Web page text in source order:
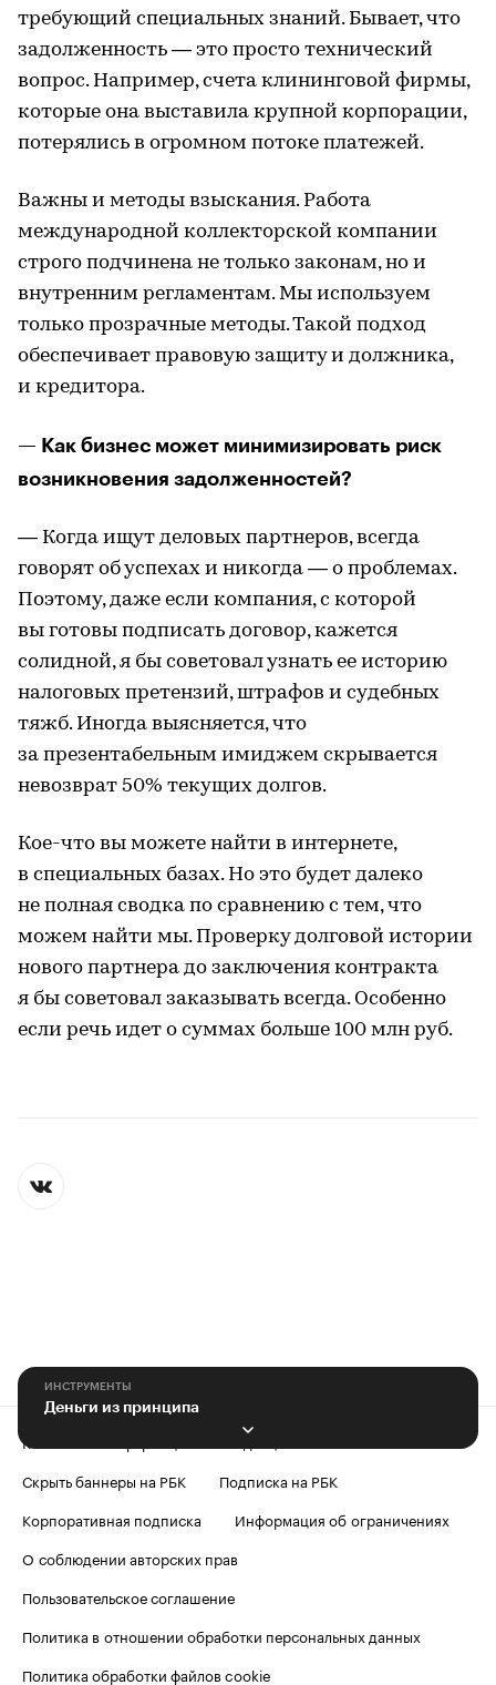
требующий специальных знаний. Бывает, что
задолженность — это просто технический
вопрос. Например, счета клининговой фирмы,
которые она выставила крупной корпорации,
потерялись в огромном потоке платежей.
Важны и методы взыскания. Работа
международной коллекторской компании
строго подчинена не только законам, но и
внутренним регламентам. Мы используем
только прозрачные методы. Такой подход
обеспечивает правовую защиту и должника,
и кредитора.
— Как бизнес может минимизировать риск
возникновения задолженностей?
— Когда ищут деловых партнеров, всегда
говорят об успехах и никогда — о проблемах.
Поэтому, даже если компания, с которой
вы готовы подписать договор, кажется
солидной, я бы советовал узнать ее историю
налоговых претензий, штрафов и судебных
тяжб. Иногда выясняется, что
за презентабельным имиджем скрывается
невозврат 50% текущих долгов.
Кое-что вы можете найти в интернете,
в специальных базах. Но это будет далеко
не полная сводка по сравнению с тем, что
можем найти мы. Проверку долговой истории
нового партнера до заключения контракта
я бы советовал заказывать всегда. Особенно
если речь идет о суммах больше 100 млн руб.
ИНСТРУМЕНТЫ
Деньги из принципа
Контактная информация
Редакция
Скрыть баннеры на РБК
Подписка на РБК
Корпоративная подписка
Информация об ограничениях
О соблюдении авторских прав
Пользовательское соглашение
Политика в отношении обработки персональных данных
Политика обработки файлов cookie